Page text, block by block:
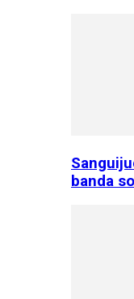
banda